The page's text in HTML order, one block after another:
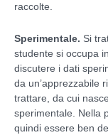
raccolte.
Sperimentale. Si
studente si occupa
discutere i dati
da un’apprezzabile
trattare, da cui
sperimentale. Nella
quindi essere ben